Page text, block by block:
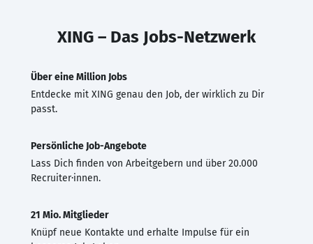
XING – Das Jobs-Netzwerk
Über eine Million Jobs
Entdecke mit XING genau den Job, der wirklich zu Dir
passt.
Persönliche Job-Angebote
Lass Dich finden von Arbeitgebern und über 20.000
Recruiter·innen.
21 Mio. Mitglieder
Knüpf neue Kontakte und erhalte Impulse für ein